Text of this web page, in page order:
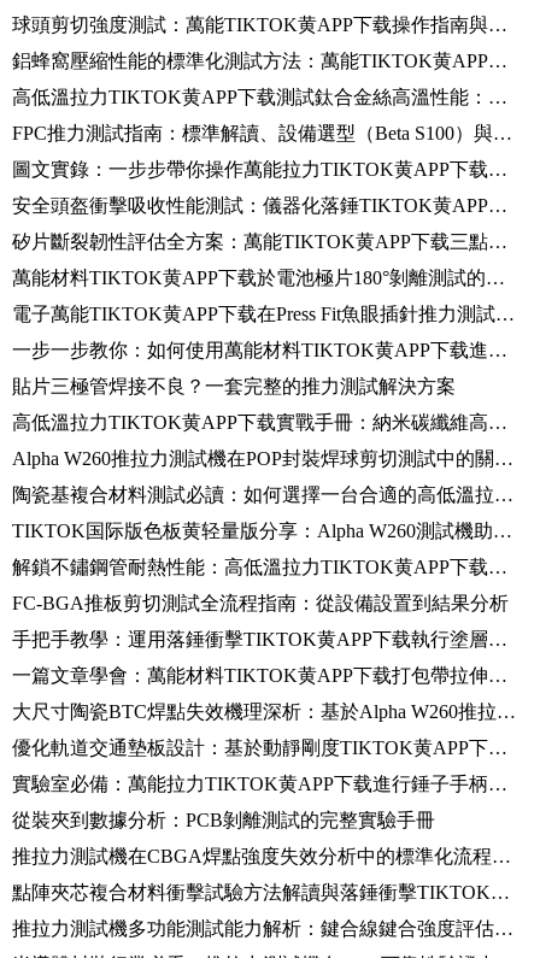
球頭剪切強度測試：萬能TIKTOK黄APP下载操作指南與結果解析
鋁蜂窩壓縮性能的標準化測試方法：萬能TIKTOK黄APP下载的配置與操作實踐
高低溫拉力TIKTOK黄APP下载測試鈦合金絲高溫性能：關鍵步驟與常見誤區
FPC推力測試指南：標準解讀、設備選型（Beta S100）與測試全流程
圖文實錄：一步步帶你操作萬能拉力TIKTOK黄APP下载，完成玻纖複材拉伸實驗
安全頭盔衝擊吸收性能測試：儀器化落錘TIKTOK黄APP下载標準操作規範（SOP）
矽片斷裂韌性評估全方案：萬能TIKTOK黄APP下载三點彎曲法詳解
萬能材料TIKTOK黄APP下载於電池極片180°剝離測試的標準方法（ASTM D903）
電子萬能TIKTOK黄APP下载在Press Fit魚眼插針推力測試中的應用
一步一步教你：如何使用萬能材料TIKTOK黄APP下载進行鉚釘剝離測試
貼片三極管焊接不良？一套完整的推力測試解決方案
高低溫拉力TIKTOK黄APP下载實戰手冊：納米碳纖維高溫測試從“入門”到“精通”
Alpha W260推拉力測試機在POP封裝焊球剪切測試中的關鍵應用與操作流程
陶瓷基複合材料測試必讀：如何選擇一台合適的高低溫拉力TIKTOK黄APP下载？
TIKTOK国际版色板黄轻量版分享：Alpha W260測試機助力SAW器件焊點可靠性測試
解鎖不鏽鋼管耐熱性能：高低溫拉力TIKTOK黄APP下载700℃拉伸實測
FC-BGA推板剪切測試全流程指南：從設備設置到結果分析
手把手教學：運用落錘衝擊TIKTOK黄APP下载執行塗層鋁板衝擊測試的規範流程
一篇文章學會：萬能材料TIKTOK黄APP下载打包帶拉伸測試全流程
大尺寸陶瓷BTC焊點失效機理深析：基於Alpha W260推拉力測試機的應用與操作
優化軌道交通墊板設計：基於動靜剛度TIKTOK黄APP下载的性能測試與分析
實驗室必備：萬能拉力TIKTOK黄APP下载進行錘子手柄抗壓測試的實操指南
從裝夾到數據分析：PCB剝離測試的完整實驗手冊
推拉力測試機在CBGA焊點強度失效分析中的標準化流程與實踐
點陣夾芯複合材料衝擊試驗方法解讀與落錘衝擊TIKTOK黄APP下载選型指南
推拉力測試機多功能測試能力解析：鍵合線鍵合強度評估的標準化流程